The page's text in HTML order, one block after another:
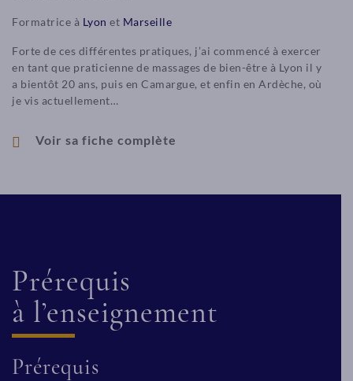
Formatrice à Lyon et Marseille
Forte de ces différentes pratiques, j’ai commencé à exercer
en tant que praticienne de massages de bien-être à Lyon il y
a bientôt 20 ans, puis en Camargue, et enfin en Ardèche, où
je vis actuellement…
Voir sa fiche complète
Prérequis
à l’enseignement
Prérequis